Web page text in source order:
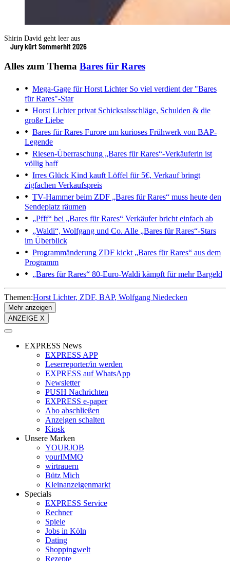
Shirin David geht leer aus
Jury kürt Sommerhit 2026
Alles zum Thema Bares für Rares
Mega-Gage für Horst LichterSo viel verdient der "Bares
für Rares"-Star
Horst Lichter privat Schicksalsschläge, Schulden & die
große Liebe
Bares für Rares Furore um kurioses Frühwerk von BAP-
Legende
Riesen-Überraschung „Bares für Rares“-Verkäuferin ist
völlig baff
Irres Glück Kind kauft Löffel für 5€, Verkauf bringt
zigfachen Verkaufspreis
TV-Hammer beim ZDF „Bares für Rares“ muss heute den
Sendeplatz räumen
„Pfff“ bei „Bares für Rares“ Verkäufer bricht einfach ab
„Waldi“, Wolfgang und Co. Alle „Bares für Rares“-Stars
im Überblick
Programmänderung ZDF kickt „Bares für Rares“ aus dem
Programm
„Bares für Rares“ 80-Euro-Waldi kämpft für mehr Bargeld
Themen:Horst Lichter ZDF BAP Wolfgang Niedecken
Mehr anzeigen
ANZEIGE X
EXPRESS News
EXPRESS APP
Leserreporter/in werden
EXPRESS auf WhatsApp
Newsletter
PUSH Nachrichten
EXPRESS e-paper
Abo abschließen
Anzeigen schalten
Kiosk
Unsere Marken
YOURJOB
yourIMMO
wirtrauern
Bütz Mich
Kleinanzeigenmarkt
Specials
EXPRESS Service
Rechner
Spiele
Jobs in Köln
Dating
Shoppingwelt
Rezepte